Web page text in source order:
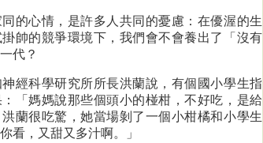
的心情，是許多人共同的憂慮：在優渥的生
帥的競爭環境下，我們會不會養出了「沒有
代？
經科學研究所所長洪蘭說，有個國小學生指
「媽媽說那些個頭小的椪柑，不好吃，是給
蘭很吃驚，她當場剝了一個小柑橘和小學生
看，又甜又多汁啊。」